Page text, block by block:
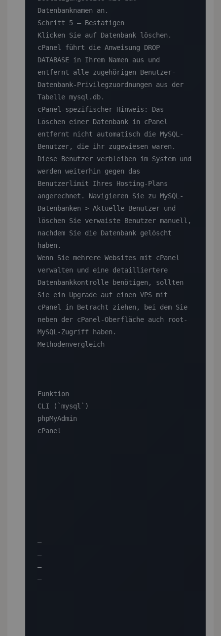
Datenbanknamen an.
Schritt 5 — Bestätigen
Klicken Sie auf Datenbank löschen.
cPanel führt die Anweisung DROP
DATABASE in Ihrem Namen aus und
entfernt alle zugehörigen Benutzer-
Datenbank-Privilegzuordnungen aus der
Tabelle mysql.db.
cPanel-spezifischer Hinweis: Das
Löschen einer Datenbank in cPanel
entfernt nicht automatisch die MySQL-
Benutzer, die ihr zugewiesen waren.
Diese Benutzer verbleiben im System und
werden weiterhin gegen das
Benutzerlimit Ihres Hosting-Plans
angerechnet. Navigieren Sie zu MySQL-
Datenbanken > Aktuelle Benutzer und
löschen Sie verwaiste Benutzer manuell,
nachdem Sie die Datenbank gelöscht
haben.
Wenn Sie mehrere Websites mit cPanel
verwalten und eine detailliertere
Datenbankkontrolle benötigen, sollten
Sie ein Upgrade auf einen VPS mit
cPanel in Betracht ziehen, bei dem Sie
neben der cPanel-Oberfläche auch root-
MySQL-Zugriff haben.
Methodenvergleich
Funktion
CLI (`mysql`)
phpMyAdmin
cPanel
—
—
—
—